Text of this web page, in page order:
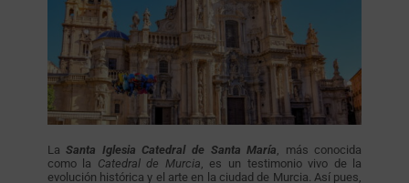
La Santa Iglesia Catedral de Santa María, más conocida
como la Catedral de Murcia, es un testimonio vivo de la
evolución histórica y el arte en la ciudad de Murcia. Así pues,